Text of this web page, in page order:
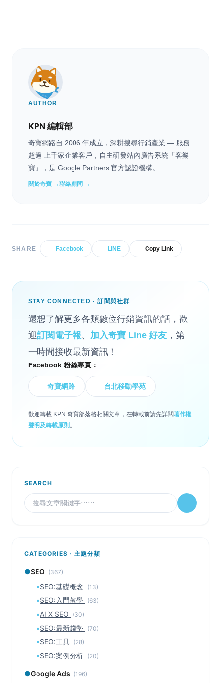
AUTHOR
KPN 編輯部
奇寶網路自 2006 年成立，深耕搜尋行銷產業 — 服務
超過 上千家企業客戶，自主研發站內廣告系統「客樂
寶」，是 Google Partners 官方認證機構。
關於奇寶 →聯絡顧問 →
SHARE Facebook LINE Copy Link
STAY CONNECTED · 訂閱與社群
還想了解更多各類數位行銷資訊的話，歡
迎訂閱電子報、 加入奇寶 Line 好友 ，第
一時間接收最新資訊！
Facebook 粉絲專頁：
奇寶網路 台北移動學苑
歡迎轉載 KPN 奇寶部落格相關文章，在轉載前請先詳閱著作權
聲明及轉載原則 。
SEARCH
CATEGORIES · 主題分類
●SEO (367)
▪SEO:基礎概念 (13)
▪SEO:入門教學 (63)
▪AI X SEO (30)
▪SEO:最新趨勢 (70)
▪SEO:工具 (28)
▪SEO:案例分析 (20)
●Google Ads (196)